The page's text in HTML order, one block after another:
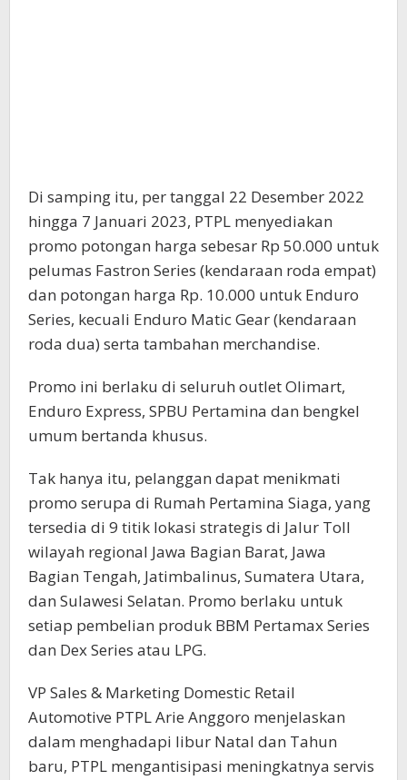
Di samping itu, per tanggal 22 Desember 2022
hingga 7 Januari 2023, PTPL menyediakan
promo potongan harga sebesar Rp 50.000 untuk
pelumas Fastron Series (kendaraan roda empat)
dan potongan harga Rp. 10.000 untuk Enduro
Series, kecuali Enduro Matic Gear (kendaraan
roda dua) serta tambahan merchandise.
Promo ini berlaku di seluruh outlet Olimart,
Enduro Express, SPBU Pertamina dan bengkel
umum bertanda khusus.
Tak hanya itu, pelanggan dapat menikmati
promo serupa di Rumah Pertamina Siaga, yang
tersedia di 9 titik lokasi strategis di Jalur Toll
wilayah regional Jawa Bagian Barat, Jawa
Bagian Tengah, Jatimbalinus, Sumatera Utara,
dan Sulawesi Selatan. Promo berlaku untuk
setiap pembelian produk BBM Pertamax Series
dan Dex Series atau LPG.
VP Sales & Marketing Domestic Retail
Automotive PTPL Arie Anggoro menjelaskan
dalam menghadapi libur Natal dan Tahun
baru, PTPL mengantisipasi meningkatnya servis